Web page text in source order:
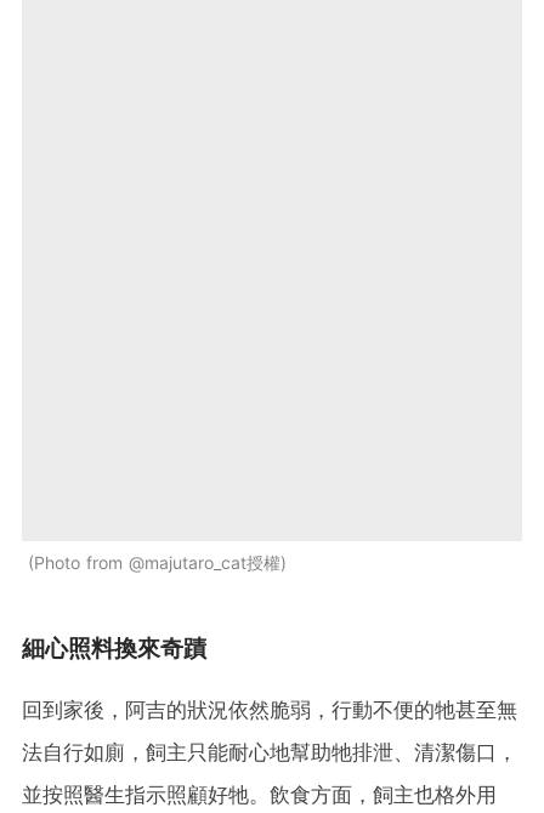
Photo from @majutaro_cat授權
細心照料換來奇蹟
回到家後，阿吉的狀況依然脆弱，行動不便的牠甚至無
法自行如廁，飼主只能耐心地幫助牠排泄、清潔傷口，
並按照醫生指示照顧好牠。飲食方面，飼主也格外用